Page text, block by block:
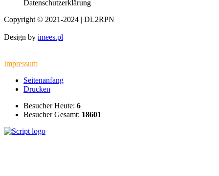
Datenschutzerklärung
Copyright © 2021-2024 | DL2RPN
Design by imees.pl
Impressum
Seitenanfang
Drucken
Besucher Heute: 6
Besucher Gesamt: 18601